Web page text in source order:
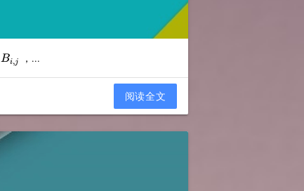
B_{i,j}
Bi,j ，...
阅读全文